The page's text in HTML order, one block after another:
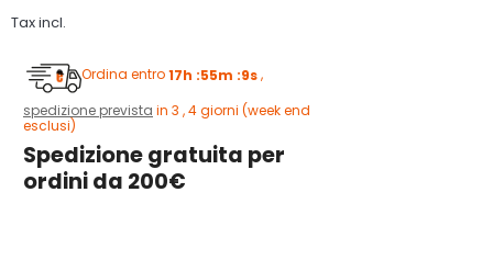
Tax incl.
Ordina entro17h :55m :8s,
spedizione prevista in 3 , 4 giorni (week end
esclusi)
Spedizione gratuita per
ordini da 200€